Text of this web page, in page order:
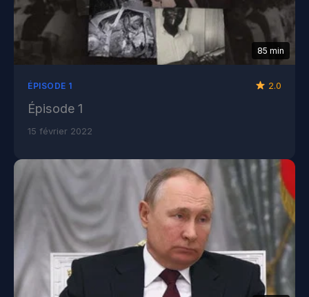
85 min
ÉPISODE 1 2.0
Épisode 1
15 février 2022